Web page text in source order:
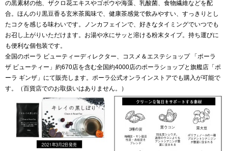
の黒素材の他、ザクロ花エキスやゴボウや海藻、乳酸菌、食物繊維などを配
合。ほんのり黒豆香る玄米茶風味で、健康茶感覚で飲みやすい、すっきりとし
たコクを感じる味わいです。ノンカフェインで、好きなタイミングでいつでも
お召し上がりいただけます。お湯や水にサッと溶ける粉末タイプ。持ち運びに
も便利な個包装です。
全国のポーラ ビューティーディレクター、コスメ＆エステショップ 「ポーラ
ザ ビューティー」約670店を含む全国約4000店のポーラショップと旗艦店「ポ
ーラ ギンザ」にて販売します。ポーラ公式オンラインストアでも購入が可能で
す。（百貨店でのお取扱いはありません。）